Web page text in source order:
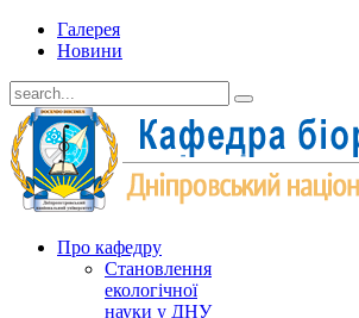
Галерея
Новини
Про кафедру
Cтановлення
екологічної
науки у ДНУ